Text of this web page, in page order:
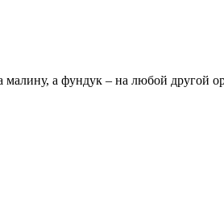
а фундук – на любой другой